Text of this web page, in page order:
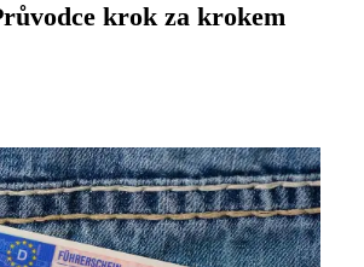
krok za krokem